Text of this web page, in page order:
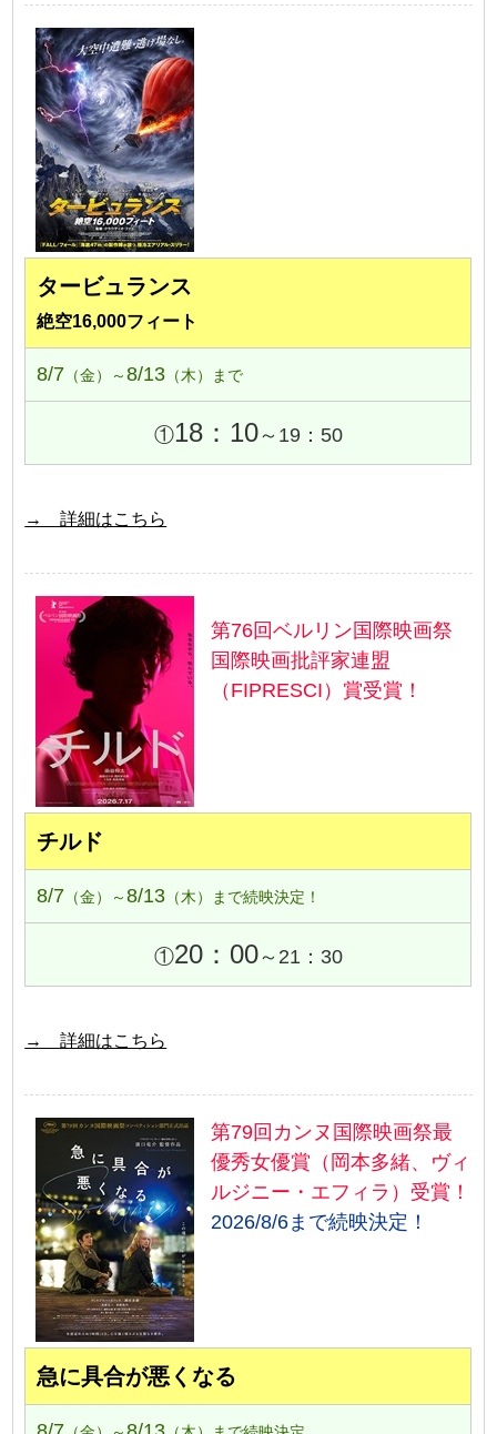
タービュランス
絶空16,000フィート
8/7 （金）～8/13 （木）まで
①18：10～19：50
→ 詳細はこちら
第76回ベルリン国際映画祭
国際映画批評家連盟
（FIPRESCI）賞受賞！
チルド
8/7 （金）～8/13 （木）まで続映決定！
①20：00～21：30
→ 詳細はこちら
第79回カンヌ国際映画祭最
優秀女優賞（岡本多緒、ヴィ
ルジニー・エフィラ）受賞！
2026/8/6まで続映決定！
急に具合が悪くなる